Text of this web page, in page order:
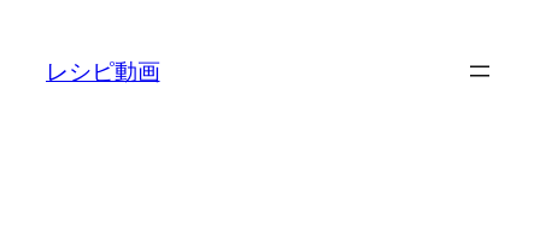
レシピ動画